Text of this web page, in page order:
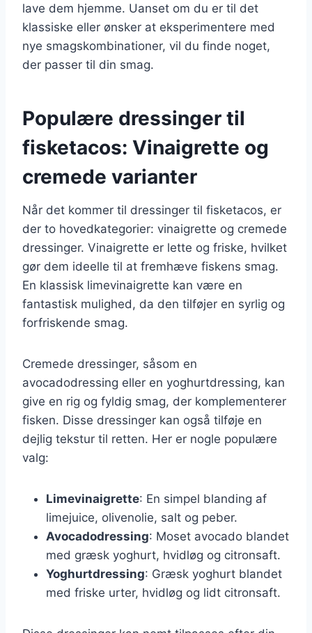
lave dem hjemme. Uanset om du er til det
klassiske eller ønsker at eksperimentere med
nye smagskombinationer, vil du finde noget,
der passer til din smag.
Populære dressinger til
fisketacos: Vinaigrette og
cremede varianter
Når det kommer til dressinger til fisketacos, er
der to hovedkategorier: vinaigrette og cremede
dressinger. Vinaigrette er lette og friske, hvilket
gør dem ideelle til at fremhæve fiskens smag.
En klassisk limevinaigrette kan være en
fantastisk mulighed, da den tilføjer en syrlig og
forfriskende smag.
Cremede dressinger, såsom en
avocadodressing eller en yoghurtdressing, kan
give en rig og fyldig smag, der komplementerer
fisken. Disse dressinger kan også tilføje en
dejlig tekstur til retten. Her er nogle populære
valg:
Limevinaigrette: En simpel blanding af
limejuice, olivenolie, salt og peber.
Avocadodressing: Moset avocado blandet
med græsk yoghurt, hvidløg og citronsaft.
Yoghurtdressing: Græsk yoghurt blandet
med friske urter, hvidløg og lidt citronsaft.